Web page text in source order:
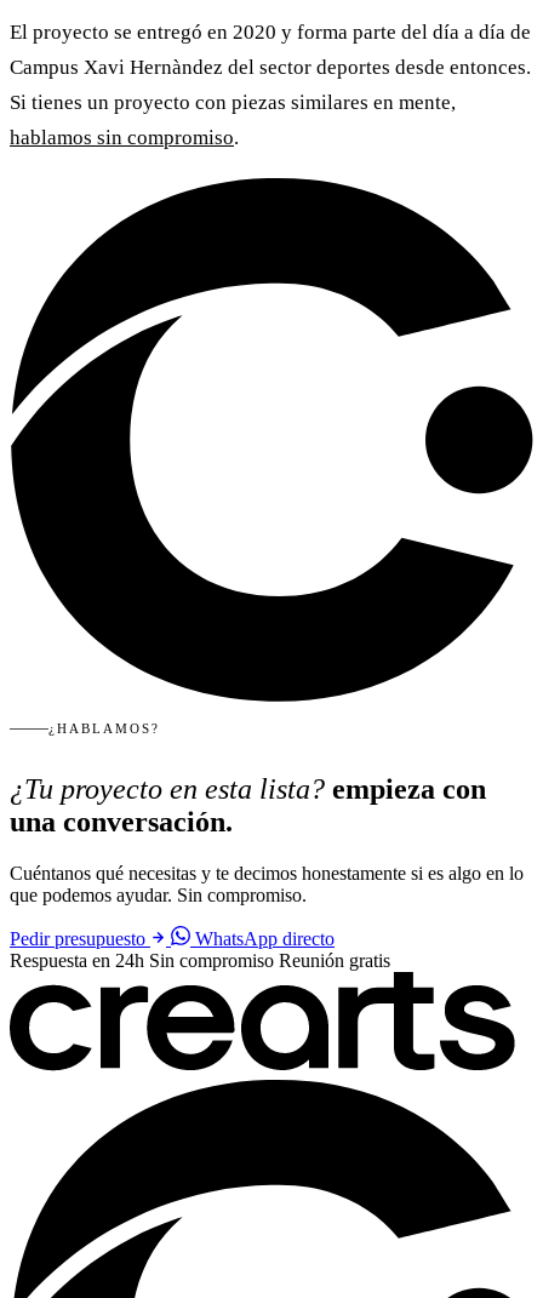
El proyecto se entregó en 2020 y forma parte del día a día de
Campus Xavi Hernàndez del sector deportes desde entonces.
Si tienes un proyecto con piezas similares en mente,
hablamos sin compromiso.
¿HABLAMOS?
¿Tu proyecto en esta lista? empieza con
una conversación.
Cuéntanos qué necesitas y te decimos honestamente si es algo en lo
que podemos ayudar. Sin compromiso.
Pedir presupuesto
WhatsApp directo
Respuesta en 24h Sin compromiso Reunión gratis